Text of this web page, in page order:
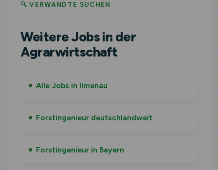
🔍 VERWANDTE SUCHEN
Weitere Jobs in der
Agrarwirtschaft
Alle Jobs in Ilmenau
Forstingenieur deutschlandweit
Forstingenieur in Bayern